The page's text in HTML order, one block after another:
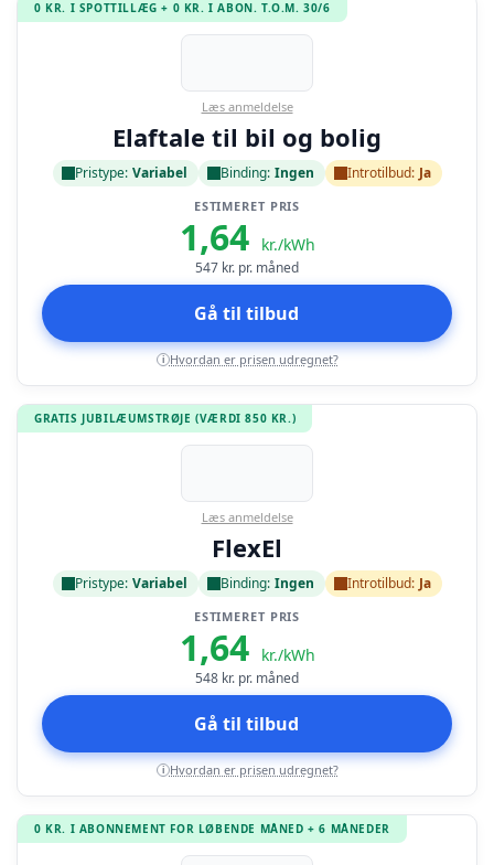
0 KR. I SPOTTILLÆG + 0 KR. I ABON. T.O.M. 30/6
Læs anmeldelse
Elaftale til bil og bolig
Pristype: Variabel Binding: Ingen Introtilbud: Ja
ESTIMERET PRIS
1,64 kr./kWh
547 kr. pr. måned
Gå til tilbud
i Hvordan er prisen udregnet?
GRATIS JUBILÆUMSTRØJE (VÆRDI 850 KR.)
Læs anmeldelse
FlexEl
Pristype: Variabel Binding: Ingen Introtilbud: Ja
ESTIMERET PRIS
1,64 kr./kWh
548 kr. pr. måned
Gå til tilbud
i Hvordan er prisen udregnet?
0 KR. I ABONNEMENT FOR LØBENDE MÅNED + 6 MÅNEDER